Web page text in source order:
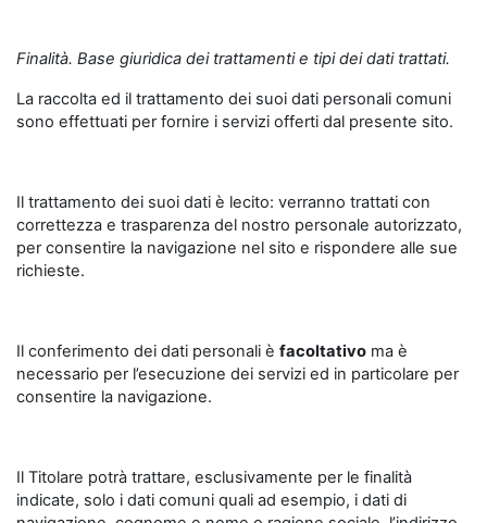
Finalità. Base giuridica dei trattamenti e tipi dei dati trattati.
La raccolta ed il trattamento dei suoi dati personali comuni
sono effettuati per fornire i servizi offerti dal presente sito.
Il trattamento dei suoi dati è lecito: verranno trattati con
correttezza e trasparenza del nostro personale autorizzato,
per consentire la navigazione nel sito e rispondere alle sue
richieste.
Il conferimento dei dati personali è facoltativo ma è
necessario per l’esecuzione dei servizi ed in particolare per
consentire la navigazione.
Il Titolare potrà trattare, esclusivamente per le finalità
indicate, solo i dati comuni quali ad esempio, i dati di